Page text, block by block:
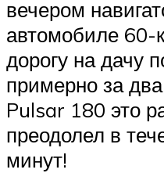
вечером
автомобиле 60-
дорогу на дачу
примерно за
Pulsar 180 это
преодолел в
минут!